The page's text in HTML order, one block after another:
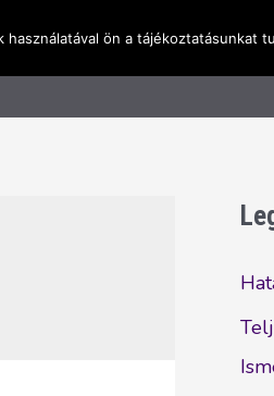
ön a tájékoztatásunkat